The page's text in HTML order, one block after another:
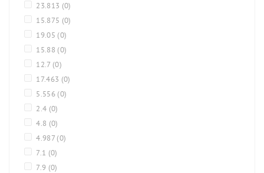
23.813 (0)
15.875 (0)
19.05 (0)
15.88 (0)
12.7 (0)
17.463 (0)
5.556 (0)
2.4 (0)
4.8 (0)
4.987 (0)
7.1 (0)
7.9 (0)